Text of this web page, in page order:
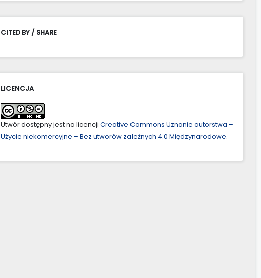
CITED BY / SHARE
LICENCJA
Utwór dostępny jest na licencji Creative Commons Uznanie autorstwa –
Użycie niekomercyjne – Bez utworów zależnych 4.0 Międzynarodowe.